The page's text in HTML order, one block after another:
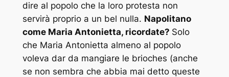
dire al popolo che la loro protesta non
servirà proprio a un bel nulla. Napolitano
come Maria Antonietta, ricordate? Solo
che Maria Antonietta almeno al popolo
voleva dar da mangiare le brioches (anche
se non sembra che abbia mai detto queste